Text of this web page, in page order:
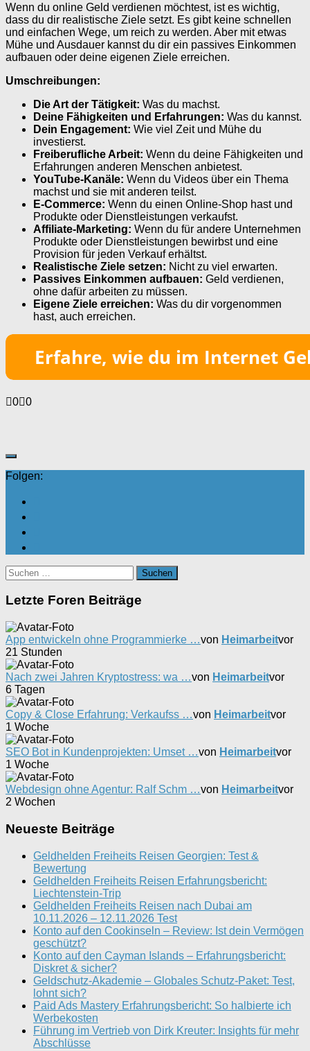
Wenn du online Geld verdienen möchtest, ist es wichtig,
dass du dir realistische Ziele setzt. Es gibt keine schnellen
und einfachen Wege, um reich zu werden. Aber mit etwas
Mühe und Ausdauer kannst du dir ein passives Einkommen
aufbauen oder deine eigenen Ziele erreichen.
Umschreibungen:
Die Art der Tätigkeit: Was du machst.
Deine Fähigkeiten und Erfahrungen: Was du kannst.
Dein Engagement: Wie viel Zeit und Mühe du
investierst.
Freiberufliche Arbeit: Wenn du deine Fähigkeiten und
Erfahrungen anderen Menschen anbietest.
YouTube-Kanäle: Wenn du Videos über ein Thema
machst und sie mit anderen teilst.
E-Commerce: Wenn du einen Online-Shop hast und
Produkte oder Dienstleistungen verkaufst.
Affiliate-Marketing: Wenn du für andere Unternehmen
Produkte oder Dienstleistungen bewirbst und eine
Provision für jeden Verkauf erhältst.
Realistische Ziele setzen: Nicht zu viel erwarten.
Passives Einkommen aufbauen: Geld verdienen,
ohne dafür arbeiten zu müssen.
Eigene Ziele erreichen: Was du dir vorgenommen
hast, auch erreichen.
Anklicken
0 Anklicken
0
Folgen:
Suchen
nach:
Letzte Foren Beiträge
App entwickeln ohne Programmierke …von Heimarbeitvor
21 Stunden
Nach zwei Jahren Kryptostress: wa …von Heimarbeitvor
6 Tagen
Copy & Close Erfahrung: Verkaufss …von Heimarbeitvor
1 Woche
SEO Bot in Kundenprojekten: Umset …von Heimarbeitvor
1 Woche
Webdesign ohne Agentur: Ralf Schm …von Heimarbeitvor
2 Wochen
Neueste Beiträge
Geldhelden Freiheits Reisen Georgien: Test &
Bewertung
Geldhelden Freiheits Reisen Erfahrungsbericht:
Liechtenstein-Trip
Geldhelden Freiheits Reisen nach Dubai am
10.11.2026 – 12.11.2026 Test
Konto auf den Cookinseln – Review: Ist dein Vermögen
geschützt?
Konto auf den Cayman Islands – Erfahrungsbericht:
Diskret & sicher?
Geldschutz-Akademie – Globales Schutz-Paket: Test,
lohnt sich?
Paid Ads Mastery Erfahrungsbericht: So halbierte ich
Werbekosten
Führung im Vertrieb von Dirk Kreuter: Insights für mehr
Abschlüsse